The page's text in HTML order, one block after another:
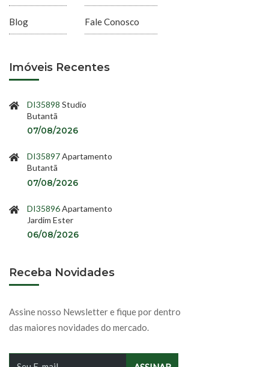
Blog Fale Conosco
Imóveis Recentes
DI35898 Studio
Butantã
07/08/2026
DI35897Apartamento
Butantã
07/08/2026
DI35896Apartamento
Jardim Ester
06/08/2026
Receba Novidades
Assine nosso Newsletter e fique por dentro
das maiores novidades do mercado.